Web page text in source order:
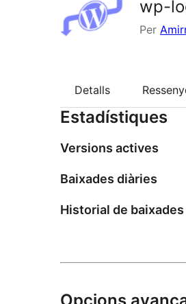
Per
Detalls
Estadístiques
Versions actives
Baixades diàries
Historial de baixades